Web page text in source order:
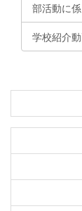
部活動に
学校紹介